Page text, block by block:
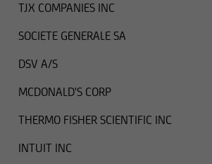
TJX COMPANIES INC
SOCIETE GENERALE SA
DSV A/S
MCDONALD'S CORP
THERMO FISHER SCIENTIFIC INC
INTUIT INC